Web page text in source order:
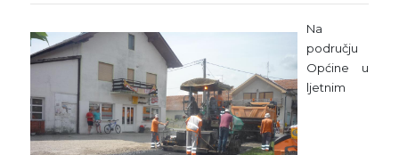
Na
području
Općine u
ljetnim